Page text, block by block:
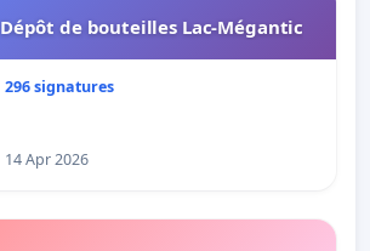
Dépôt de bouteilles Lac-Mégantic
296 signatures
14 Apr 2026